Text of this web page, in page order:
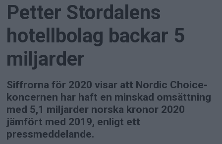
Petter Stordalens
hotellbolag backar 5
miljarder
Siffrorna för 2020 visar att Nordic Choice-
koncernen har haft en minskad omsättning
med 5,1 miljarder norska kronor 2020
jämfört med 2019, enligt ett
pressmeddelande.